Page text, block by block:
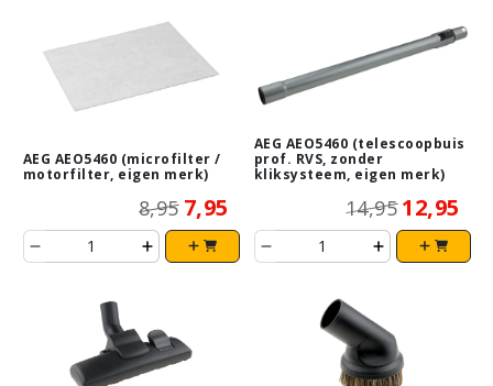
AEG AEO5460 (microfilter /
motorfilter, eigen merk)
8,95 7,95
AEG AEO5460 (telescoopbuis
prof. RVS, zonder
kliksysteem, eigen merk)
14,95 12,95